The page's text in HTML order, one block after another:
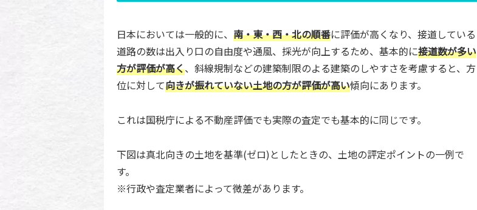
日本においては一般的に、 南・東・西・北の順番に評価が高くなり、接道している
道路の数は出入り口の自由度や通風、採光が向上するため、基本的に接道数が多い
方が評価が高く、斜線規制などの建築制限のよる建築のしやすさを考慮すると、方
位に対して向きが振れていない土地の方が評価が高い傾向にあります。
これは国税庁による不動産評価でも実際の査定でも基本的に同じです。
下図は真北向きの土地を基準(ゼロ)としたときの、土地の評定ポイントの一例で
す。
※行政や査定業者によって微差があります。